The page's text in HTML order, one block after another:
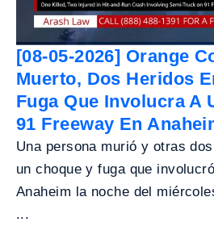
[08-05-2026] Orange
Muerto, Dos Heridos
Fuga Que Involucra A
91 Freeway En
Una persona murió y otras
un choque y fuga que
Anaheim la noche del
...